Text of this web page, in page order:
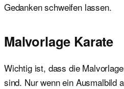
Gedanken schweifen lassen.
Malvorlage Karate
Wichtig ist, dass die
sind. Nur wenn ein Ausmalbild